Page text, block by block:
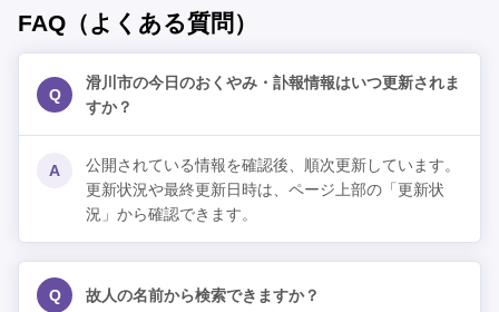
FAQ（よくある質問）
Q
滑川市の今日のおくやみ・訃報情報はいつ更新されま
すか？
A
公開されている情報を確認後、順次更新しています。
更新状況や最終更新日時は、ページ上部の「更新状
況」から確認できます。
Q 故人の名前から検索できますか？